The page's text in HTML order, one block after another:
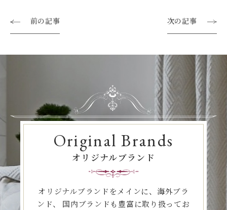
前の記事 次の記事
Original Brands
オリジナルブランド
オリジナルブランドをメインに、海外ブラ
ンド、
国内ブランドも豊富に取り扱ってお